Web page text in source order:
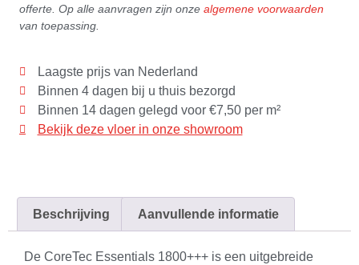
offerte. Op alle aanvragen zijn onze algemene voorwaarden
van toepassing.
Laagste prijs van Nederland
Binnen 4 dagen bij u thuis bezorgd
Binnen 14 dagen gelegd voor €7,50 per m²
Bekijk deze vloer in onze showroom
Beschrijving Aanvullende informatie
De CoreTec Essentials 1800+++ is een uitgebreide